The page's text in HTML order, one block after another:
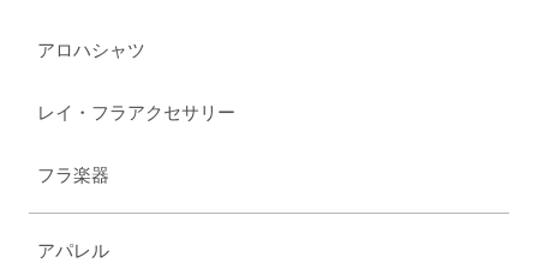
アロハシャツ
レイ・フラアクセサリー
フラ楽器
アパレル